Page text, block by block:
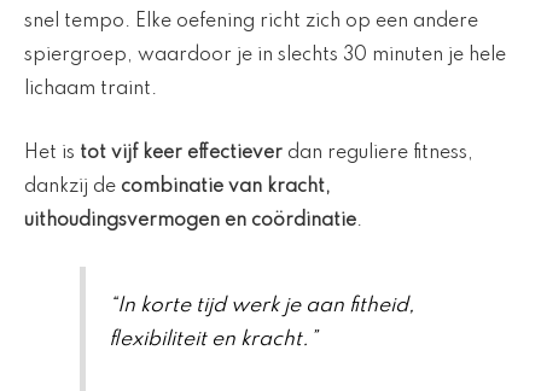
snel tempo. Elke oefening richt zich op een andere
spiergroep, waardoor je in slechts 30 minuten je hele
lichaam traint.
Het is tot vijf keer effectiever dan reguliere fitness,
dankzij de combinatie van kracht,
uithoudingsvermogen en coördinatie.
“In korte tijd werk je aan fitheid,
flexibiliteit en kracht.”